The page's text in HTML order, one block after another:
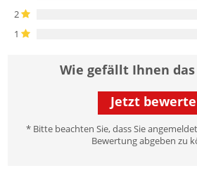
2
1
Wie gefällt Ihnen
Jetzt
* Bitte beachten Sie, dass Sie
Bewertung abgeben zu